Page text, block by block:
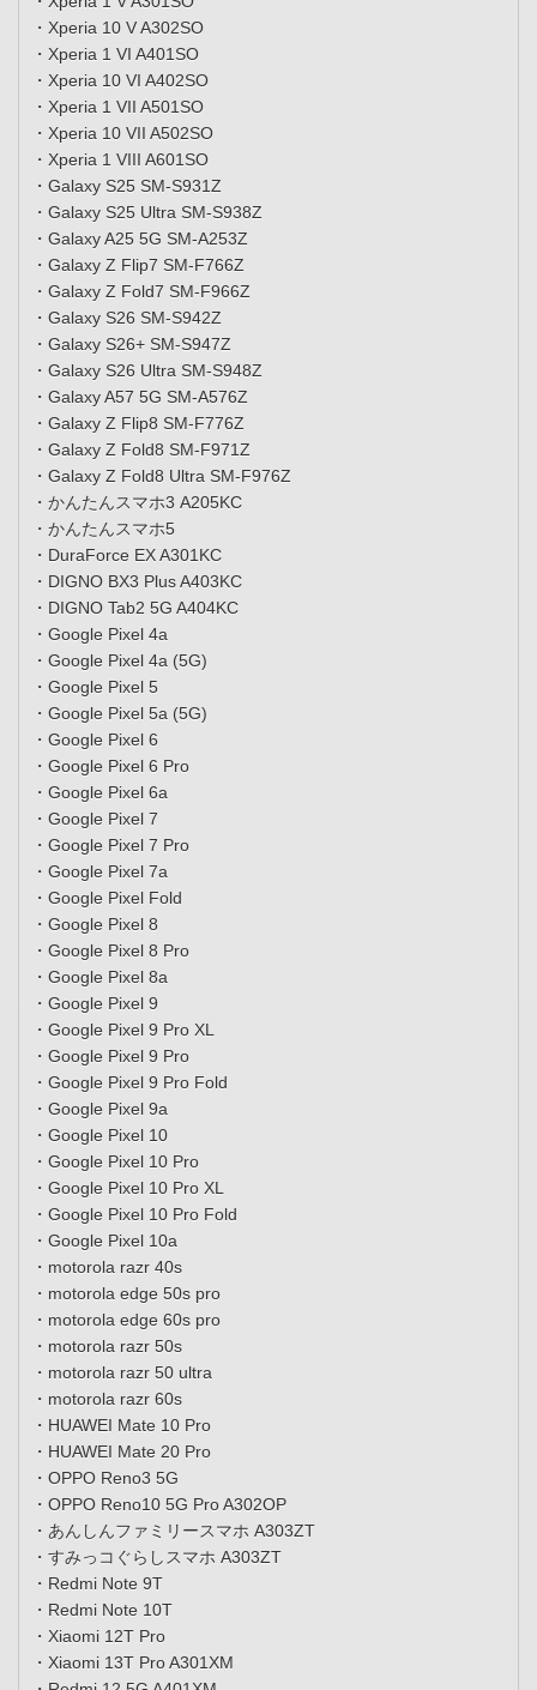
・Xperia 10 V A302SO
・Xperia 1 VI A401SO
・Xperia 10 VI A402SO
・Xperia 1 VII A501SO
・Xperia 10 VII A502SO
・Xperia 1 VIII A601SO
・Galaxy S25 SM-S931Z
・Galaxy S25 Ultra SM-S938Z
・Galaxy A25 5G SM-A253Z
・Galaxy Z Flip7 SM-F766Z
・Galaxy Z Fold7 SM-F966Z
・Galaxy S26 SM-S942Z
・Galaxy S26+ SM-S947Z
・Galaxy S26 Ultra SM-S948Z
・Galaxy A57 5G SM-A576Z
・Galaxy Z Flip8 SM-F776Z
・Galaxy Z Fold8 SM-F971Z
・Galaxy Z Fold8 Ultra SM-F976Z
・かんたんスマホ3 A205KC
・かんたんスマホ5
・DuraForce EX A301KC
・DIGNO BX3 Plus A403KC
・DIGNO Tab2 5G A404KC
・Google Pixel 4a
・Google Pixel 4a (5G)
・Google Pixel 5
・Google Pixel 5a (5G)
・Google Pixel 6
・Google Pixel 6 Pro
・Google Pixel 6a
・Google Pixel 7
・Google Pixel 7 Pro
・Google Pixel 7a
・Google Pixel Fold
・Google Pixel 8
・Google Pixel 8 Pro
・Google Pixel 8a
・Google Pixel 9
・Google Pixel 9 Pro XL
・Google Pixel 9 Pro
・Google Pixel 9 Pro Fold
・Google Pixel 9a
・Google Pixel 10
・Google Pixel 10 Pro
・Google Pixel 10 Pro XL
・Google Pixel 10 Pro Fold
・Google Pixel 10a
・motorola razr 40s
・motorola edge 50s pro
・motorola edge 60s pro
・motorola razr 50s
・motorola razr 50 ultra
・motorola razr 60s
・HUAWEI Mate 10 Pro
・HUAWEI Mate 20 Pro
・OPPO Reno3 5G
・OPPO Reno10 5G Pro A302OP
・あんしんファミリースマホ A303ZT
・すみっコぐらしスマホ A303ZT
・Redmi Note 9T
・Redmi Note 10T
・Xiaomi 12T Pro
・Xiaomi 13T Pro A301XM